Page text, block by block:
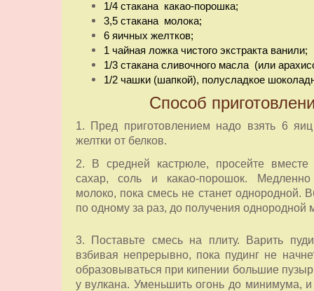
1/4 стаканакакао-порошка;
3,5 стаканамолока;
6 яичных желтков;
1 чайная ложкачистого экстракта ванили;
1/3 стаканасливочного масла (или
1/2 чашки(шапкой), полусладкое
Способ
1. Пред приготовлением надо взять 6
желтки от белков.
2. В средней кастрюле, просейте вместе
сахар, соль и какао-порошок.
молоко, пока смесь не станет однородной.
по одному за раз, до получения однородной
3. Поставьте смесь на плиту. Варить
взбивая непрерывно, пока пудинг не
образовываться при кипении большие
у вулкана. Уменьшить огонь до минимума,